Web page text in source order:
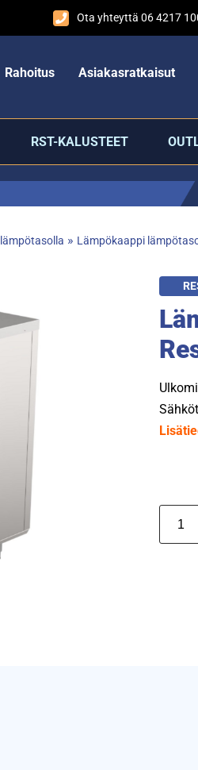
Ota yhteyttä 06 4217
Rahoitus Asiakasratkaisut
RST-KALUSTEET
» Lämpökaappi